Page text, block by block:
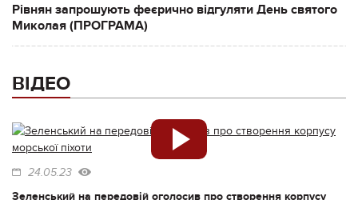
Рівнян запрошують феєрично відгуляти День святого
Миколая (ПРОГРАМА)
ВІДЕО
24.05.23
Зеленський на передовій оголосив про створення корпусу